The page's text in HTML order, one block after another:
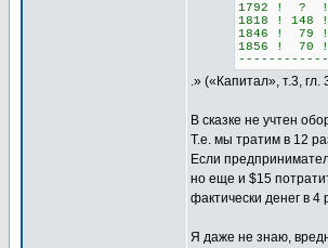
1792 !
1818 !
1846 !
1856 !
.» («Капитал», т.3, гл.
В сказке не учтен
Т.е. мы тратим в 12
Если
но еще и $15
фактически денег в
Я даже не знаю,